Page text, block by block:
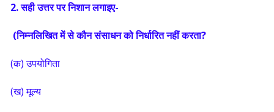
2. सही उत्तर पर निशान लगाइए-
(निम्नलिखित में से कौन संसाधन को निर्धारित नहीं करता?
(क) उपयोगिता
(ख) मूल्य